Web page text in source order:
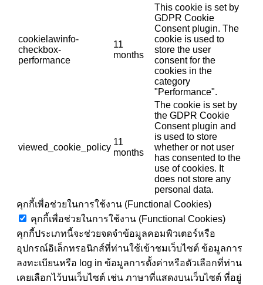
cookielawinfo-
checkbox-
performance
11
months
This cookie is set by
GDPR Cookie
Consent plugin. The
cookie is used to
store the user
consent for the
cookies in the
category
"Performance".
viewed_cookie_policy
11
months
The cookie is set by
the GDPR Cookie
Consent plugin and
is used to store
whether or not user
has consented to the
use of cookies. It
does not store any
personal data.
คุกกี้เพื่อช่วยในการใช้งาน (Functional Cookies)
คุกกี้เพื่อช่วยในการใช้งาน (Functional Cookies)
คุกกี้ประเภทนี้จะช่วยจดจำข้อมูลคอมพิวเตอร์หรือ
อุปกรณ์อิเล็กทรอนิกส์ที่ท่านใช้เข้าชมเว็บไซต์ ข้อมูลการ
ลงทะเบียนหรือ log in ข้อมูลการตั้งค่าหรือตัวเลือกที่ท่าน
เคยเลือกไว้บนเว็บไซต์ เช่น ภาษาที่แสดงบนเว็บไซต์ ที่อยู่